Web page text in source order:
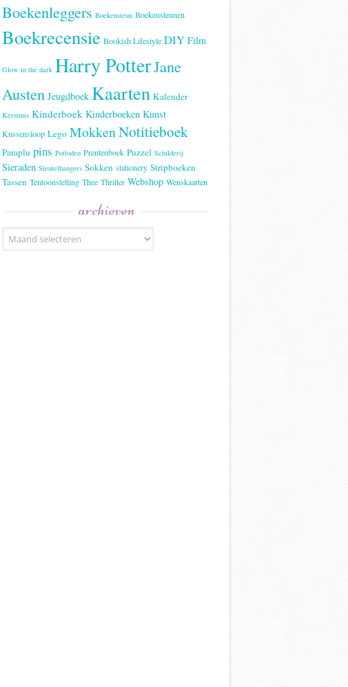
Boekenleggers Boekensteun Boekensteunen
Boekrecensie Bookish Lifestyle DIY Film
Glow in the dark Harry PotterJane
Austen Jeugdboek Kaarten Kalender
Kerstmis Kinderboek Kinderboeken Kunst
Kussensloop Lego MokkenNotitieboek
Paraplu pins Potloden Prentenboek Puzzel Schilderij
Sieraden Sleutelhangers Sokken stationery Stripboeken
Tassen Tentoonstelling Thee Thriller Webshop Wenskaarten
archieven
Archieven